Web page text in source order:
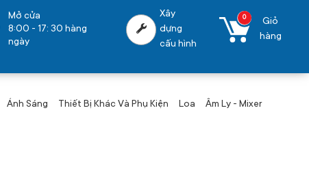
Mở cửa
8:00 - 17: 30 hàng
ngày
Xây
dựng
cấu hình
0
Giỏ
hàng
Ánh Sáng Thiết Bị Khác Và Phụ Kiện Loa Âm Ly - Mixer